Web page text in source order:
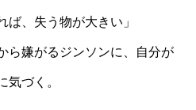
ば、失う物が大きい」
ら嫌がるジンソンに、自分が
気づく。